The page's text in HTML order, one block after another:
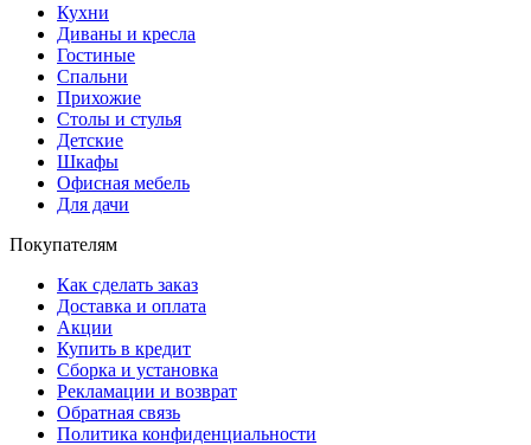
Кухни
Диваны и кресла
Гостиные
Спальни
Прихожие
Столы и стулья
Детские
Шкафы
Офисная мебель
Для дачи
Покупателям
Как сделать заказ
Доставка и оплата
Акции
Купить в кредит
Сборка и установка
Рекламации и возврат
Обратная связь
Политика конфиденциальности